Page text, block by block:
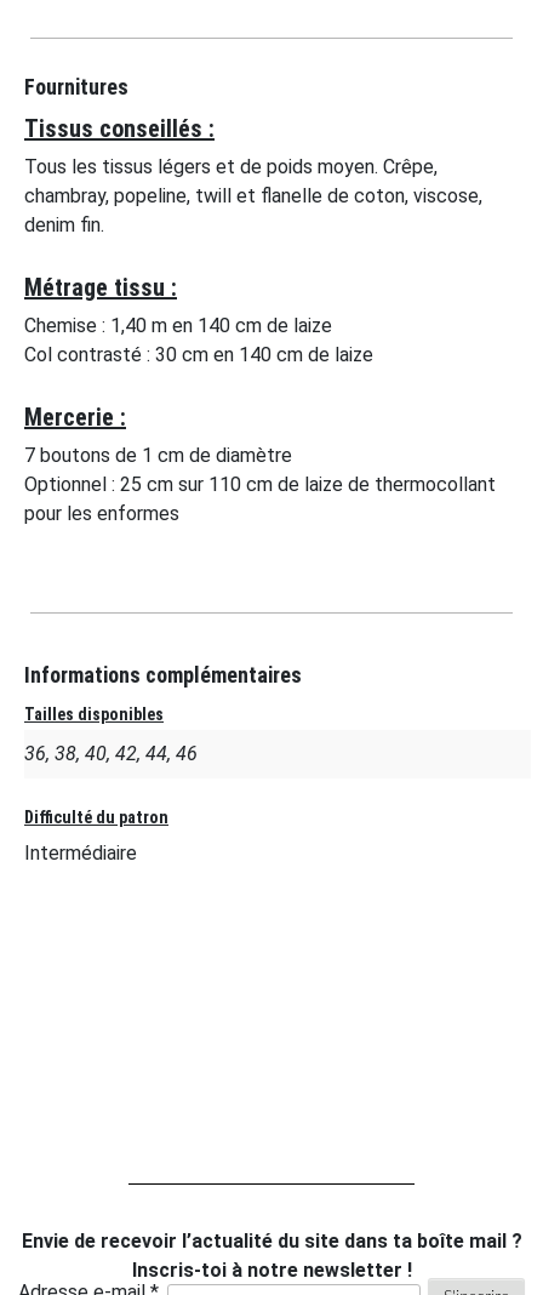
Fournitures
Tissus conseillés :
Tous les tissus légers et de poids moyen. Crêpe,
chambray, popeline, twill et flanelle de coton, viscose,
denim fin.
Métrage tissu :
Chemise : 1,40 m en 140 cm de laize
Col contrasté : 30 cm en 140 cm de laize
Mercerie :
7 boutons de 1 cm de diamètre
Optionnel : 25 cm sur 110 cm de laize de thermocollant
pour les enformes
Informations complémentaires
Tailles disponibles
36, 38, 40, 42, 44, 46
Difficulté du patron
Intermédiaire
Envie de recevoir l’actualité du site dans ta boîte mail ?
Inscris-toi à notre newsletter !